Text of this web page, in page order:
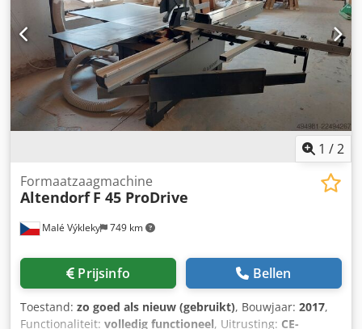
Zaagbladdiameter: Toerentallen: 4 Motorvermogen: 5,5 kW
Dsdpfxjzqyx Ej Afhswa Motorrem: ja Afzuigaansluiting: 80
mm en 120 mm Lengte van de machine: 3000 mm Breedte
van de machine: 1700 mm Gewicht: 1000 kg
1 /2
Malé Výkleky 749 km
Formaatzaagmachine
Altendorf F 45 ProDrive
Prijsinfo Bellen
Toestand: zo goed als nieuw (gebruikt), Bouwjaar: 2017,
Functionaliteit: volledig functioneel, Uitrusting: CE-